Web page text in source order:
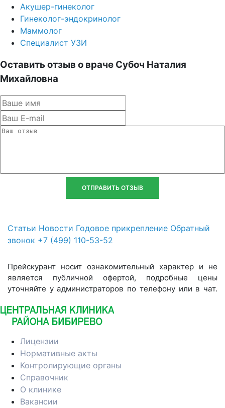
Акушер-гинеколог
Гинеколог-эндокринолог
Маммолог
Специалист УЗИ
Оставить отзыв о враче Субоч Наталия
Михайловна
Статьи Новости Годовое прикрепление Обратный
звонок +7 (499) 110-53-52
Прейскурант носит ознакомительный характер и не
является публичной офертой, подробные цены
уточняйте у администраторов по телефону или в чат.
Лицензии
Нормативные акты
Контролирующие органы
Справочник
О клинике
Вакансии